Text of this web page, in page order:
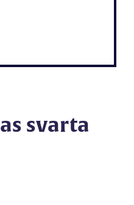
svarta